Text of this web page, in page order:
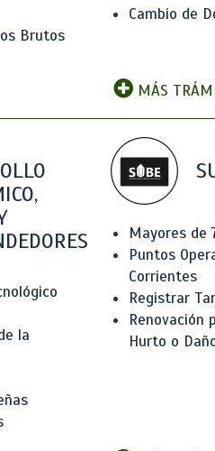
Brutos
Cambio de
MÁS
la
Mayores de
Puntos
Corrientes
Registrar
Renovación
Hurto o